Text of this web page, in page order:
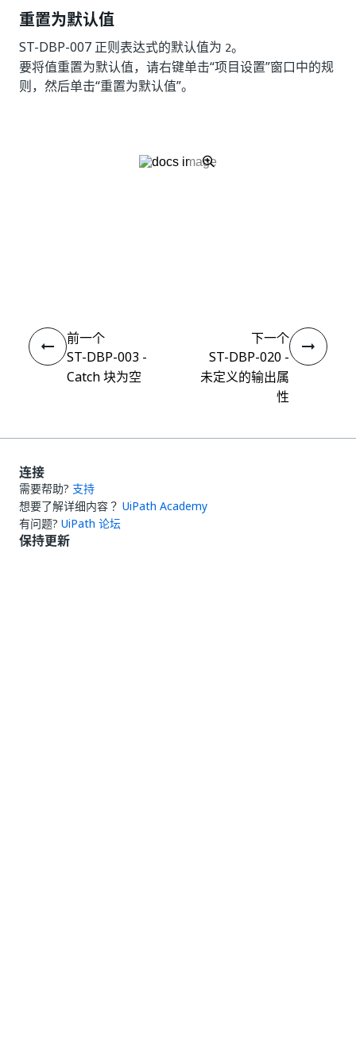
重置为默认值
ST-DBP-007 正则表达式的默认值为 2。
要将值重置为默认值，请右键单击“项目设置”窗口中的规
则，然后单击“重置为默认值”。
前一个
ST-DBP-003 -
Catch 块为空
下一个
ST-DBP-020 -
未定义的输出属
性
连接
需要帮助? 支持
想要了解详细内容？ UiPath Academy
有问题? UiPath 论坛
保持更新